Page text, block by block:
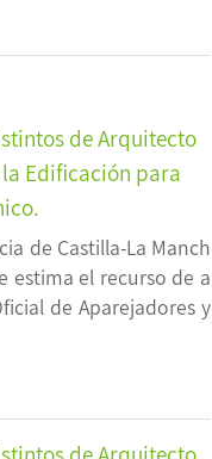
de Arquitecto
Edificación para
de Castilla-La Manch
estima el recurso de a
de Aparejadores y